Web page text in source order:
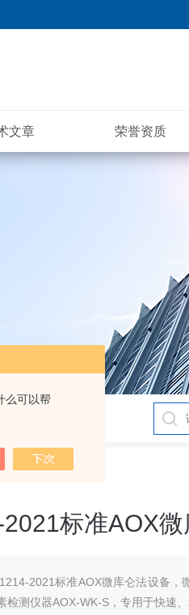
么可以帮
文章 荣誉资质
标准AOX
2021标准AOX微库仑法设备
检测仪器AOX-WK-S，专用于快速